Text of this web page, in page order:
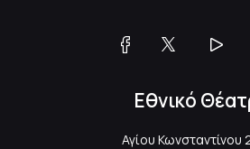
Εθνικό
Αγίου Κωνσταντίνου